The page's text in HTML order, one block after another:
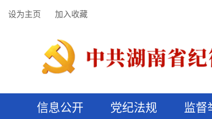
设为主页 加入收藏
信息公开 党纪法规 监督